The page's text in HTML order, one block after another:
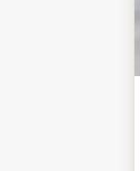
Большой Сочи